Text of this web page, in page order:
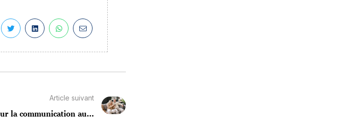
Article suivant
la communication au...